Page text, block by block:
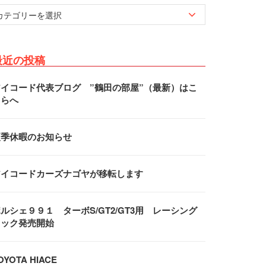
の投稿
コード代表ブログ ”鶴田の部屋”（最新）はこ
へ
休暇のお知らせ
コードカーズナゴヤが移転します
シェ９９１ ターボS/GT2/GT3用 レーシング
ク発売開始
HIACE